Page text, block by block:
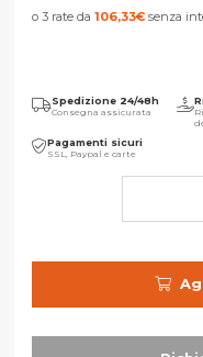
o 3 rate da 106,33€ senza
Spedizione 24/48h
Consegna assicurata
Pagamenti sicuri
SSL, Paypal e carte